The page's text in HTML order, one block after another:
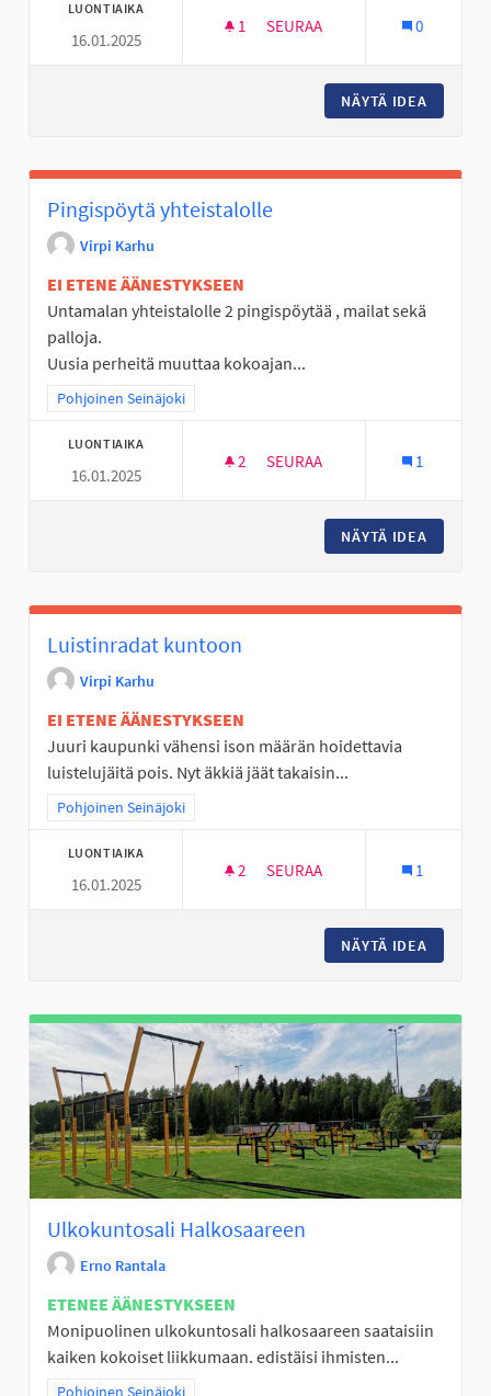
LUONTIAIKA
16.01.2025
1 1 SEURAAJA
SEURAA 0
NÄYTÄ IDEA
Pingispöytä yhteistalolle
Virpi Karhu
EI ETENE ÄÄNESTYKSEEN
Untamalan yhteistalolle 2 pingispöytää , mailat sekä
palloja.
Uusia perheitä muuttaa kokoajan...
Rajaa tulokset teeman mukaan: Pohjoinen Seinäjoki
Pohjoinen Seinäjoki
LUONTIAIKA
16.01.2025
2 2 SEURAAJAA
SEURAA 1
NÄYTÄ IDEA
Luistinradat kuntoon
Virpi Karhu
EI ETENE ÄÄNESTYKSEEN
Juuri kaupunki vähensi ison määrän hoidettavia
luistelujäitä pois. Nyt äkkiä jäät takaisin...
Rajaa tulokset teeman mukaan: Pohjoinen Seinäjoki
Pohjoinen Seinäjoki
LUONTIAIKA
16.01.2025
2 2 SEURAAJAA
SEURAA 1
NÄYTÄ IDEA
Ulkokuntosali Halkosaareen
Erno Rantala
ETENEE ÄÄNESTYKSEEN
Monipuolinen ulkokuntosali halkosaareen saataisiin
kaiken kokoiset liikkumaan. edistäisi ihmisten...
Rajaa tulokset teeman mukaan: Pohjoinen Seinäjoki
Pohjoinen Seinäjoki